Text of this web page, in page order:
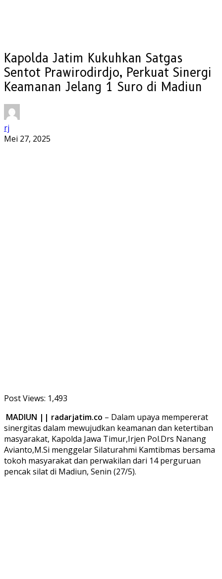
Kapolda Jatim Kukuhkan Satgas
Sentot Prawirodirdjo, Perkuat Sinergi
Keamanan Jelang 1 Suro di Madiun
rj
Mei 27, 2025
Post Views: 1,493
MADIUN || radarjatim.co – Dalam upaya mempererat
sinergitas dalam mewujudkan keamanan dan ketertiban
masyarakat, Kapolda Jawa Timur,Irjen Pol.Drs Nanang
Avianto,M.Si menggelar Silaturahmi Kamtibmas bersama
tokoh masyarakat dan perwakilan dari 14 perguruan
pencak silat di Madiun, Senin (27/5).